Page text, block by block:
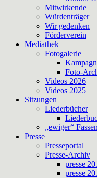
Mitwirkende
Würdenträger
Wir gedenken
Förderverein
Mediathek
Fotogalerie
Foto-
Videos 2026
Videos 2025
Sitzungen
Liederbücher
„ewiger“
Presse
Presseportal
Presse-Archiv
presse
presse